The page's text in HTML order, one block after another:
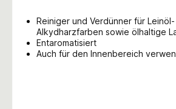
Reiniger und Verdünner für
Alkydharzfarben sowie ölhaltige
Entaromatisiert
Auch für den Innenbereich